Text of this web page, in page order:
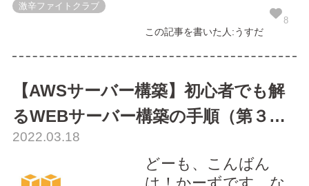
激辛ファイトクラブ
ァイトクラブの記事
で超新星と謳われた
新人のうすだです。
まだまだ冬はつとめ
てこの上ない師走の
上旬、錦糸町のラー
さんへ激辛ラーメン
を食べに伺いまし
この記事を書いた人:うすだ
8
【AWSサーバー構築】初心者でも解
るWEBサーバー構築の手順（第３
回・完）
2022.03.18
どーも、こんばん